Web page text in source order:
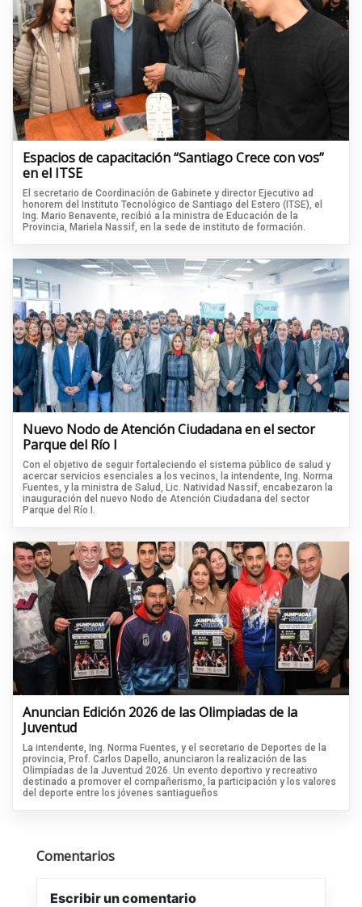
Espacios de capacitación “Santiago Crece con vos”
en el ITSE
El secretario de Coordinación de Gabinete y director Ejecutivo ad
honorem del Instituto Tecnológico de Santiago del Estero (ITSE), el
Ing. Mario Benavente, recibió a la ministra de Educación de la
Provincia, Mariela Nassif, en la sede de instituto de formación.
Nuevo Nodo de Atención Ciudadana en el sector
Parque del Río I
Con el objetivo de seguir fortaleciendo el sistema público de salud y
acercar servicios esenciales a los vecinos, la intendente, Ing. Norma
Fuentes, y la ministra de Salud, Lic. Natividad Nassif, encabezaron la
inauguración del nuevo Nodo de Atención Ciudadana del sector
Parque del Río I.
Anuncian Edición 2026 de las Olimpiadas de la
Juventud
La intendente, Ing. Norma Fuentes, y el secretario de Deportes de la
provincia, Prof. Carlos Dapello, anunciaron la realización de las
Olimpíadas de la Juventud 2026. Un evento deportivo y recreativo
destinado a promover el compañerismo, la participación y los valores
del deporte entre los jóvenes santiagueños
Comentarios
Escribir un comentario